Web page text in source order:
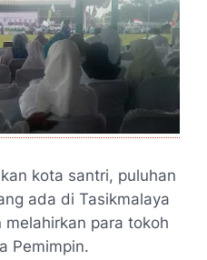
kota santri, puluhan
ada di Tasikmalaya
para tokoh
Pemimpin.